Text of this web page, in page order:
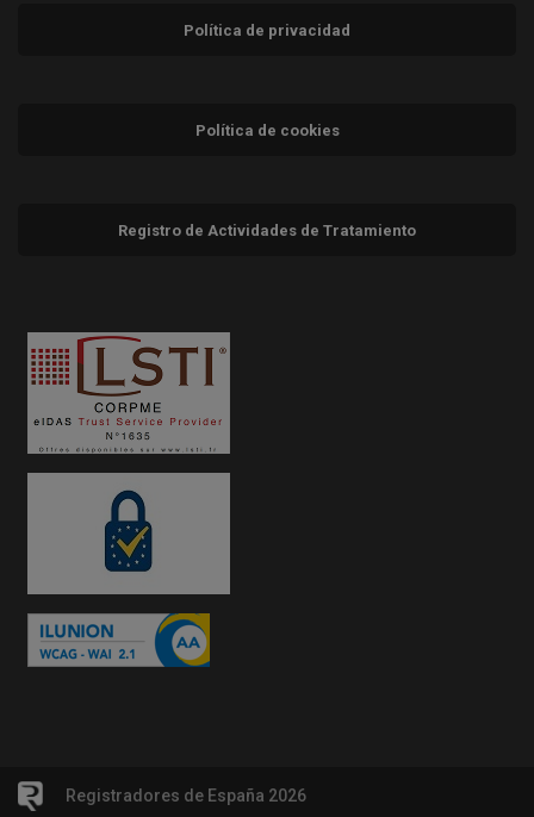
Política de privacidad
Política de cookies
Registro de Actividades de Tratamiento
Registradores de España 2026